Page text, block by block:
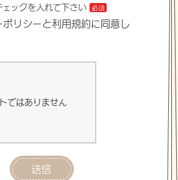
ックを入れて下さい
ポリシーと利用規約に同意し
ではありません
送信